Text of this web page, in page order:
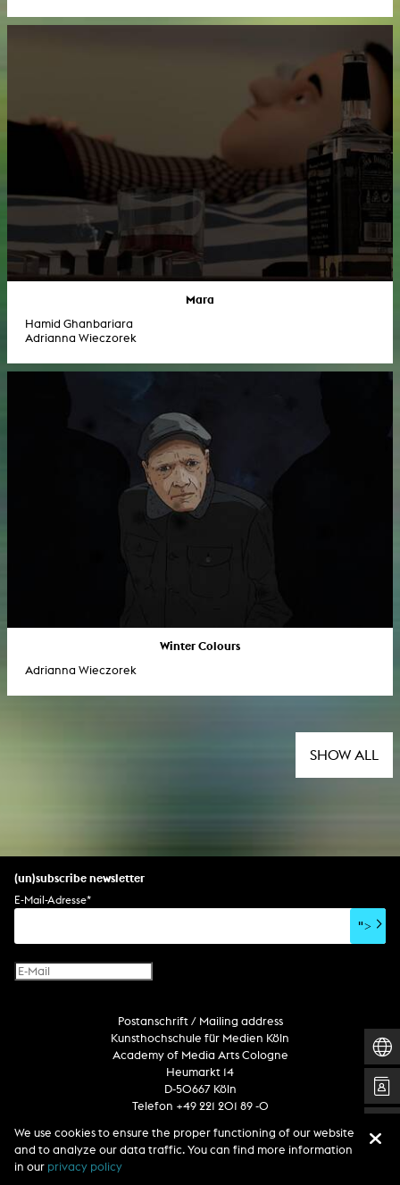
Mara
Hamid Ghanbariara
Adrianna Wieczorek
Winter Colours
Adrianna Wieczorek
SHOW ALL
(un)subscribe newsletter
E-Mail-Adresse*
">
Postanschrift / Mailing address
Kunsthochschule für Medien Köln
Academy of Media Arts Cologne
Heumarkt 14
D-50667 Köln
Telefon +49 221 201 89 -0
We use cookies to ensure the proper functioning of our website
and to analyze our data traffic. You can find more information
in our privacy policy